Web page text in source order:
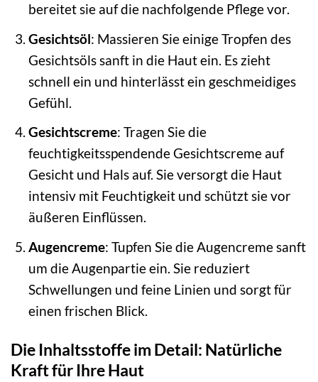
bereitet sie auf die nachfolgende Pflege vor.
Gesichtsöl: Massieren Sie einige Tropfen des
Gesichtsöls sanft in die Haut ein. Es zieht
schnell ein und hinterlässt ein geschmeidiges
Gefühl.
Gesichtscreme: Tragen Sie die
feuchtigkeitsspendende Gesichtscreme auf
Gesicht und Hals auf. Sie versorgt die Haut
intensiv mit Feuchtigkeit und schützt sie vor
äußeren Einflüssen.
Augencreme: Tupfen Sie die Augencreme sanft
um die Augenpartie ein. Sie reduziert
Schwellungen und feine Linien und sorgt für
einen frischen Blick.
Die Inhaltsstoffe im Detail: Natürliche
Kraft für Ihre Haut